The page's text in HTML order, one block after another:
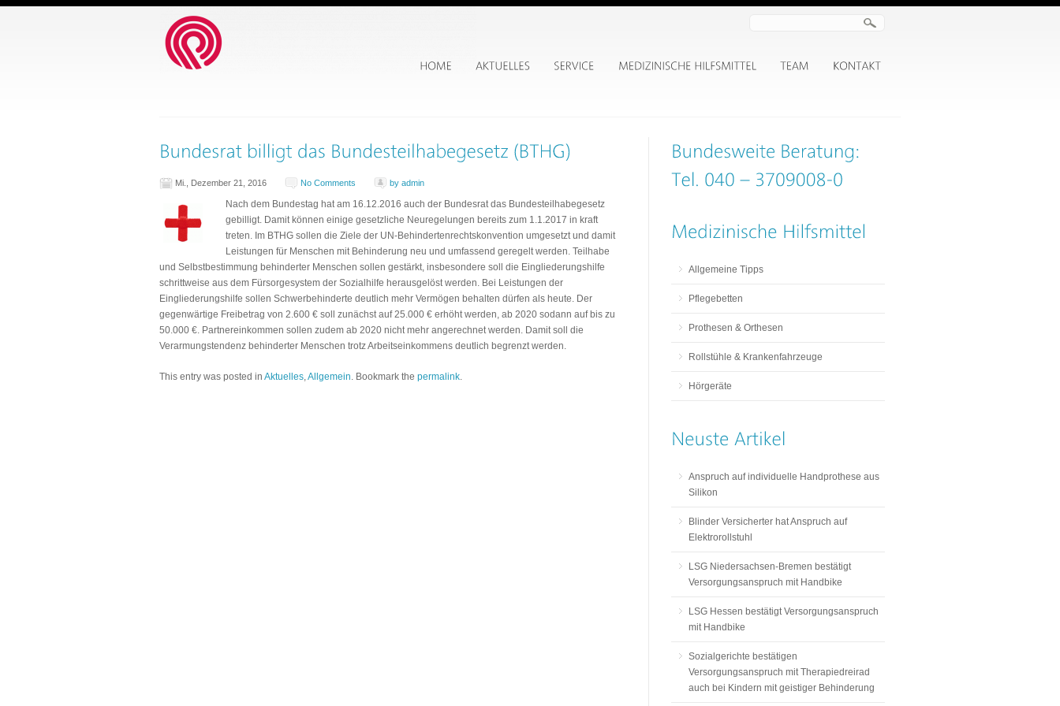
Mi., Dezember 21, 2016 No Comments by admin
Nach dem Bundestag hat am 16.12.2016 auch der Bundesrat das Bundesteilhabegesetz
gebilligt. Damit können einige gesetzliche Neuregelungen bereits zum 1.1.2017 in kraft
treten. Im BTHG sollen die Ziele der UN-Behindertenrechtskonvention umgesetzt und damit
Leistungen für Menschen mit Behinderung neu und umfassend geregelt werden. Teilhabe
und Selbstbestimmung behinderter Menschen sollen gestärkt, insbesondere soll die Eingliederungshilfe
schrittweise aus dem Fürsorgesystem der Sozialhilfe herausgelöst werden. Bei Leistungen der
Eingliederungshilfe sollen Schwerbehinderte deutlich mehr Vermögen behalten dürfen als heute. Der
gegenwärtige Freibetrag von 2.600 € soll zunächst auf 25.000 € erhöht werden, ab 2020 sodann auf bis zu
50.000 €. Partnereinkommen sollen zudem ab 2020 nicht mehr angerechnet werden. Damit soll die
Verarmungstendenz behinderter Menschen trotz Arbeitseinkommens deutlich begrenzt werden.
This entry was posted in Aktuelles,Allgemein. Bookmark the permalink.
Allgemeine Tipps
Pflegebetten
Prothesen & Orthesen
Rollstühle & Krankenfahrzeuge
Hörgeräte
Anspruch auf individuelle Handprothese aus
Silikon
Blinder Versicherter hat Anspruch auf
Elektrorollstuhl
LSG Niedersachsen-Bremen bestätigt
Versorgungsanspruch mit Handbike
LSG Hessen bestätigt Versorgungsanspruch
mit Handbike
Sozialgerichte bestätigen
Versorgungsanspruch mit Therapiedreirad
auch bei Kindern mit geistiger Behinderung